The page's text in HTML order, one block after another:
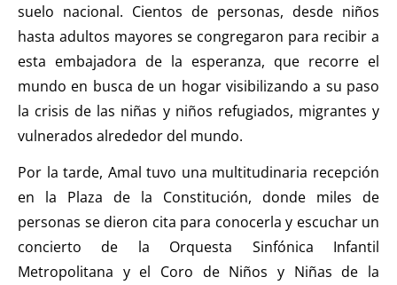
suelo nacional. Cientos de personas, desde niños
hasta adultos mayores se congregaron para recibir a
esta embajadora de la esperanza, que recorre el
mundo en busca de un hogar visibilizando a su paso
la crisis de las niñas y niños refugiados, migrantes y
vulnerados alrededor del mundo.
Por la tarde, Amal tuvo una multitudinaria recepción
en la Plaza de la Constitución, donde miles de
personas se dieron cita para conocerla y escuchar un
concierto de la Orquesta Sinfónica Infantil
Metropolitana y el Coro de Niños y Niñas de la